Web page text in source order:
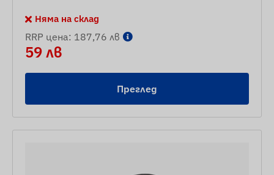
Няма на склад
RRP цена: 187,76 лв
59 лв
Преглед